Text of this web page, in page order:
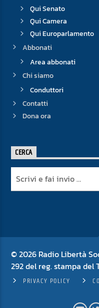
Qui Senato
Qui Camera
Qui Europarlamento
Abbonati
Area abbonati
Chi siamo
Conduttori
Contatti
Dona ora
CERCA
© 2026 Radio Libertà
292 del reg. stampa del
PRIVACY POLICY